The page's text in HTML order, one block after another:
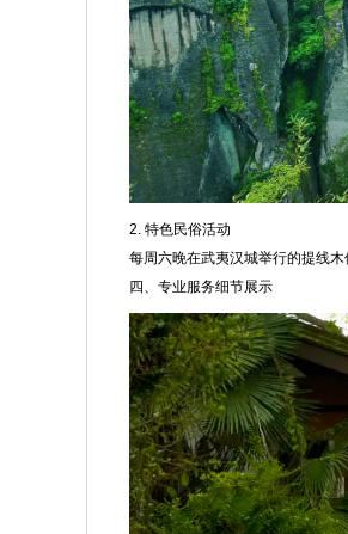
2. 特色民俗活动
每周六晚在武夷汉城举行的提线
四、专业服务细节展示